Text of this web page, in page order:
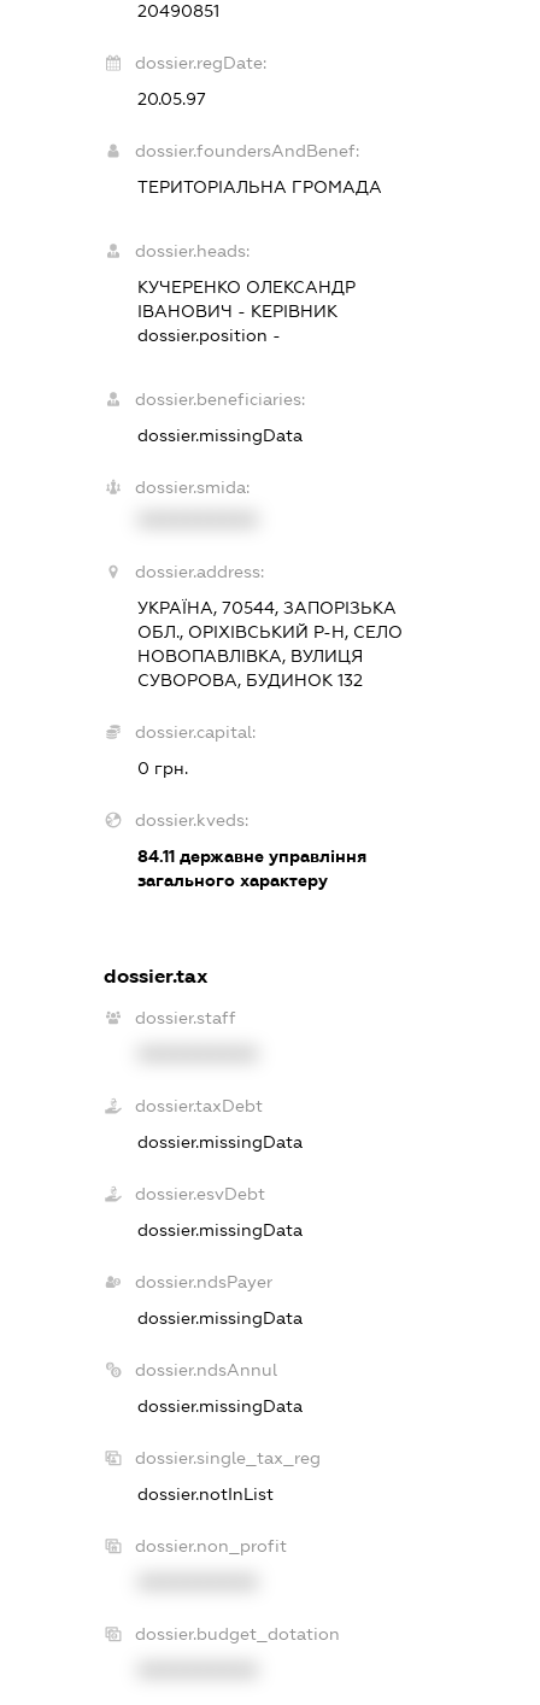
20490851
dossier.regDate:
20.05.97
dossier.foundersAndBenef:
ТЕРИТОРІАЛЬНА ГРОМАДА
dossier.heads:
КУЧЕРЕНКО ОЛЕКСАНДР
ІВАНОВИЧ - КЕРІВНИК
dossier.position -
dossier.beneficiaries:
dossier.missingData
dossier.smida:
dossier.address:
УКРАЇНА, 70544, ЗАПОРІЗЬКА
ОБЛ., ОРІХІВСЬКИЙ Р-Н, СЕЛО
НОВОПАВЛІВКА, ВУЛИЦЯ
СУВОРОВА, БУДИНОК 132
dossier.capital:
0 грн.
dossier.kveds:
84.11державне управління
загального характеру
dossier.tax
dossier.staff
dossier.taxDebt
dossier.missingData
dossier.esvDebt
dossier.missingData
dossier.ndsPayer
dossier.missingData
dossier.ndsAnnul
dossier.missingData
dossier.single_tax_reg
dossier.notInList
dossier.non_profit
dossier.budget_dotation